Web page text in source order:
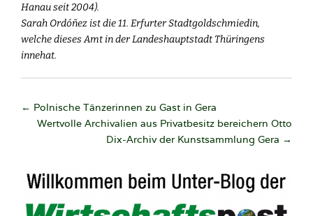
Hanau seit 2004).
Sarah Ordóñez ist die 11. Erfurter Stadtgoldschmiedin,
welche dieses Amt in der Landeshauptstadt Thüringens
innehat.
Post
navigation
← Polnische Tänzerinnen zu Gast in Gera
Wertvolle Archivalien aus Privatbesitz bereichern Otto
Dix-Archiv der Kunstsammlung Gera →